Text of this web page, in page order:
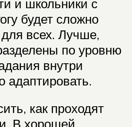
и школьники с
будет сложно
всех. Лучше,
по уровню
внутри
адаптировать.
как проходят
В хорошей